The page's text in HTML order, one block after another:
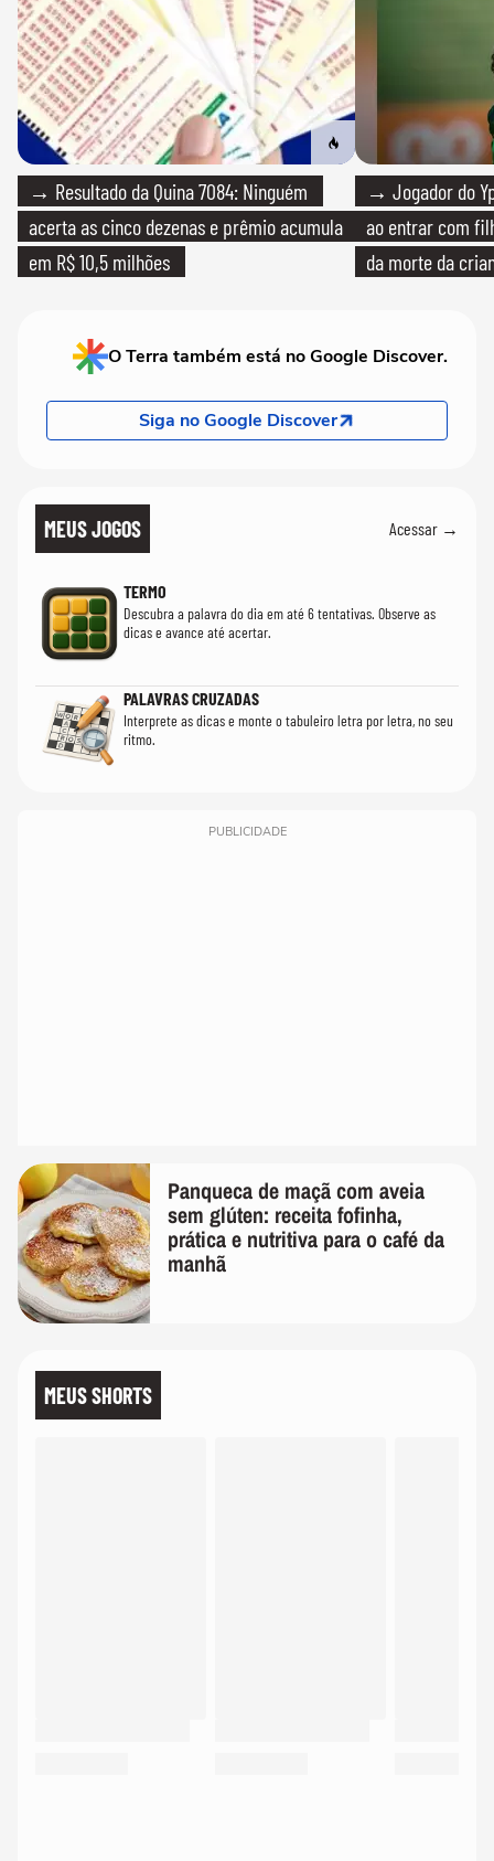
→ Resultado da Quina 7084: Ninguém
acerta as cinco dezenas e prêmio acumula
em R$ 10,5 milhões
→ Jogador do
ao entrar com
da morte da
O Terra também está no Google Discover.
Siga no Google Discover
MEUS JOGOS Acessar →
TERMO
Descubra a palavra do dia em até 6 tentativas. Observe as
dicas e avance até acertar.
PALAVRAS CRUZADAS
Interprete as dicas e monte o tabuleiro letra por letra, no seu
ritmo.
PUBLICIDADE
Panqueca de maçã com aveia
sem glúten: receita fofinha,
prática e nutritiva para o café da
manhã
MEUS SHORTS